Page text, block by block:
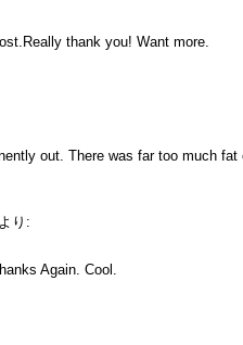
thank you! Want more.
out. There was far too much fat
より:
Again. Cool.